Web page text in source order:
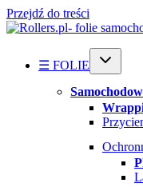
Przejdź do treści
☰ FOLIE